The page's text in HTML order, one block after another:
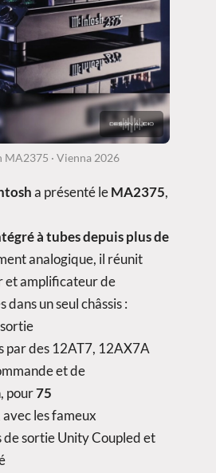
MA2375 · Vienna 2026
a présenté leMA2375,
à tubes depuis plus de
analogique, il réunit
et amplificateur de
dans un seul châssis :
par des 12AT7, 12AX7A
et de
pour75
avec les fameux
sortie Unity Coupled et